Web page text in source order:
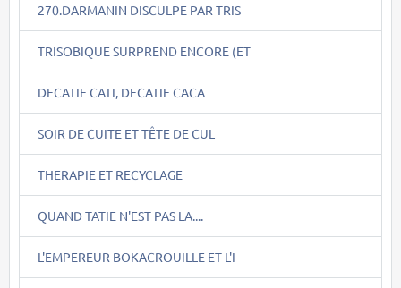
270.DARMANIN DISCULPE PAR TRIS
TRISOBIQUE SURPREND ENCORE (ET
DECATIE CATI, DECATIE CACA
SOIR DE CUITE ET TÊTE DE CUL
THERAPIE ET RECYCLAGE
QUAND TATIE N'EST PAS LA....
L'EMPEREUR BOKACROUILLE ET L'I